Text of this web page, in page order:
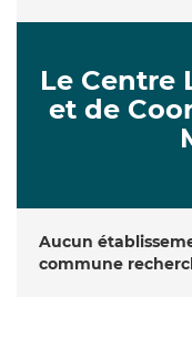
Le Centre
et de
Aucun
commune